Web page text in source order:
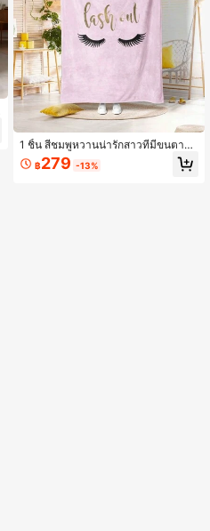
1 ชิ้น สีชมพูหวานน่ารักสาวที่มีขนตาโค้
งงอพิมพ์สองด้านผ้าห่มขนแกะปะการัง
หรูหราหนา-นุ่ม, อบอุ่น, สบาย, วัสดุขน
฿279 -13%